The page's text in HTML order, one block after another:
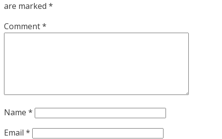
are marked *
Comment*
Name *
Email *